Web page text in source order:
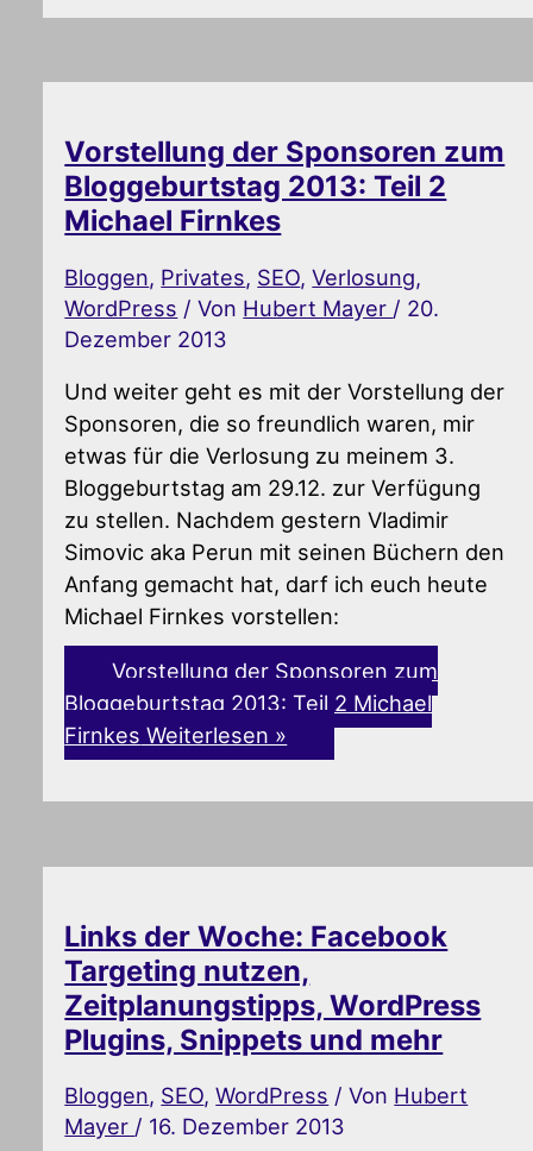
Vorstellung der Sponsoren zum
Bloggeburtstag 2013: Teil 2
Michael Firnkes
Bloggen, Privates, SEO,Verlosung,
WordPress / Von Hubert Mayer / 20.
Dezember 2013
Und weiter geht es mit der Vorstellung der
Sponsoren, die so freundlich waren, mir
etwas für die Verlosung zu meinem 3.
Bloggeburtstag am 29.12. zur Verfügung
zu stellen. Nachdem gestern Vladimir
Simovic aka Perun mit seinen Büchern den
Anfang gemacht hat, darf ich euch heute
Michael Firnkes vorstellen:
Vorstellung der Sponsoren zum
Bloggeburtstag 2013: Teil 2 Michael
Firnkes Weiterlesen »
Links der Woche: Facebook
Targeting nutzen,
Zeitplanungstipps, WordPress
Plugins, Snippets und mehr
Bloggen, SEO,WordPress / Von Hubert
Mayer / 16. Dezember 2013